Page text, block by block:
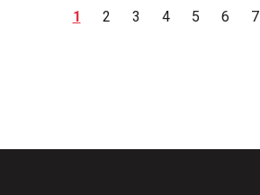
1 2 3 4 5 6 7